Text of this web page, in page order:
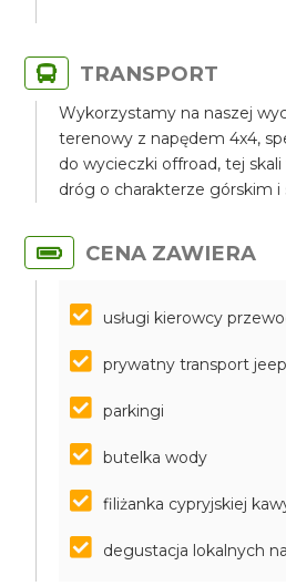
TRANSPORT
Wykorzystamy na naszej
terenowy z napędem 4x4,
do wycieczki offroad, tej
dróg o charakterze górskim i
CENA ZAWIERA
usługi kierowcy
prywatny transport
parkingi
butelka wody
filiżanka cypryjskiej
degustacja lokalnych